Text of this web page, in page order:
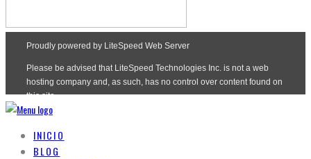
INICIO
BLOG